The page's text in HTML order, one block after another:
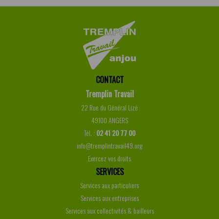
CONTACT
Tremplin Travail
22 Rue du Général Lizé
49100 ANGERS
Tél. : 02 41 20 77 00
info@tremplintravail49.org
Exercez vos droits
SERVICES
Services aux particuliers
Services aux entreprises
Services aux collectivités & bailleurs